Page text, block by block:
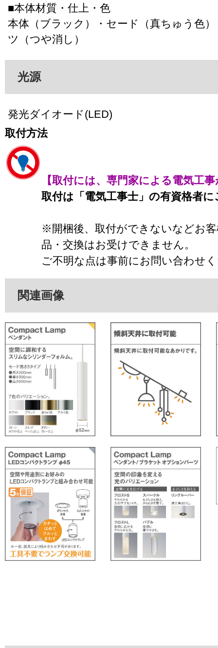
■本体材質・仕上・色
本体（ブラック）・セード（真ちゅう色
ツ（つや消し）
光源
発光ダイオード(LED)
取付方法
【取付には、専門家による電気工
取付は「電気工事士」の有資格者
※開梱後、取付ができないなどお
品・交換はお受けできません。
ご不明な点は事前にお問い合わせ
関連画像